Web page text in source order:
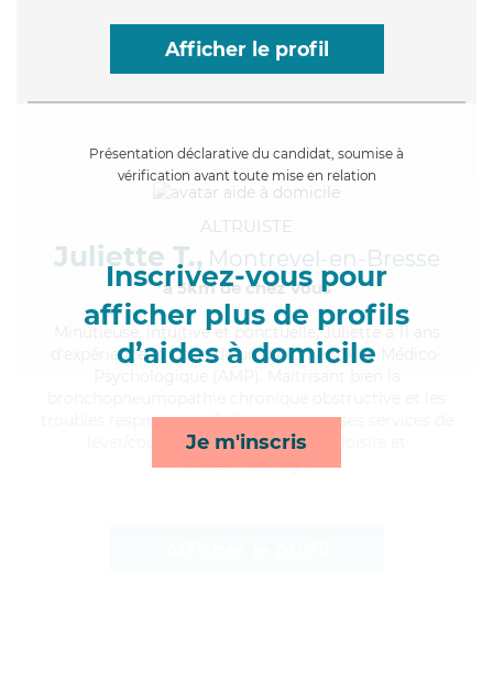
Afficher le profil
Présentation déclarative du candidat, soumise à
vérification avant toute mise en relation
Inscrivez-vous pour
afficher plus de profils
d’aides à domicile
Je m'inscris
ALTRUISTE
Juliette T., Montrevel-en-Bresse
à 5km de chez Vous
, intuitive et ponctuelle, Juliette a 11 ans
d'expérience et possède un diplôme d'Aide Médico-
troubles respiratoires, Juliette apporte ses services de
lever/coucher, repas, compagnie/loisirs et
toilette/habillage*